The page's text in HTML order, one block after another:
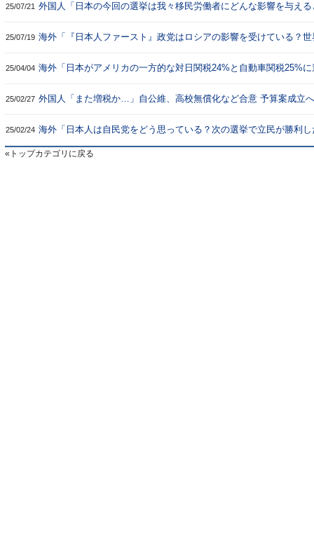
25/07/21 外国人「日本の今回の選挙は我々移民労働者にどんな影響を与える
25/07/19 海外「『日本人ファースト』政党はロシアの影響を受けている？世
25/04/04 海外「日本がアメリカの一方的な対日関税24%と自動車関税25%に
25/02/27 外国人「また増税か…」自公維、高校無償化など合意 予算案成立
25/02/24 海外「日本人は自民党をどう思っている？次の選挙で立民が勝利し
どう思う？」
トップカテゴリに戻る